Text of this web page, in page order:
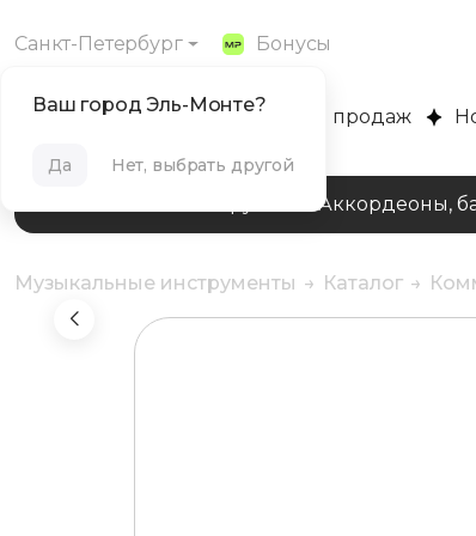
Санкт-Петербург Бонусы
Ваш город Эль-Монте?
Да Нет, выбрать другой
MUZPLANET Хиты продаж
Клавишные инструментыАккордеоны,
Музыкальные инструменты Каталог